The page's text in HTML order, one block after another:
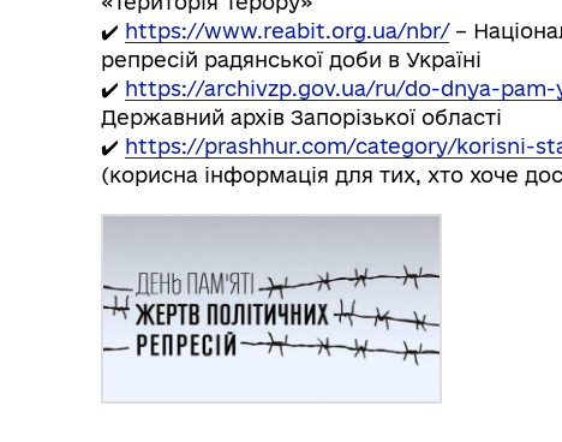
✔️ https://www.reabit.org.ua/nbr/–
репресій радянської доби в Україні
✔️ https://archivzp.gov.ua/ru/do-dnya-
Державний архів Запорізької області
✔️ https://prashhur.com/category/korisni-
(корисна інформація для тих, хто хоче